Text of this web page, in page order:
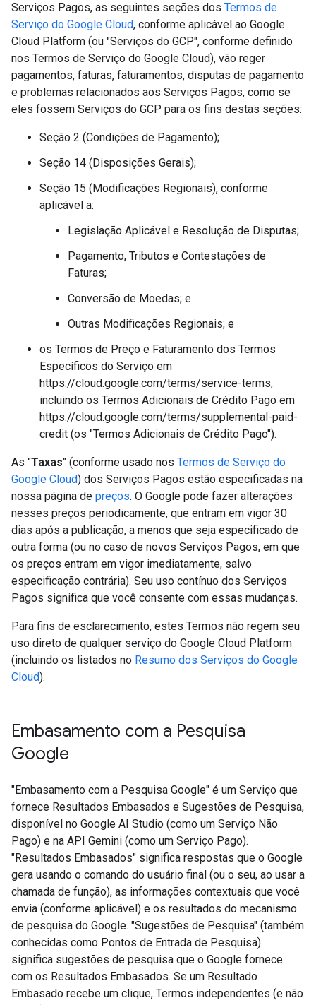
Serviços Pagos, as seguintes seções dos Termos de
Serviço do Google Cloud, conforme aplicável ao Google
Cloud Platform (ou "Serviços do GCP", conforme definido
nos Termos de Serviço do Google Cloud), vão reger
pagamentos, faturas, faturamentos, disputas de pagamento
e problemas relacionados aos Serviços Pagos, como se
eles fossem Serviços do GCP para os fins destas seções:
Seção 2 (Condições de Pagamento);
Seção 14 (Disposições Gerais);
Seção 15 (Modificações Regionais), conforme
aplicável a:
Legislação Aplicável e Resolução de Disputas;
Pagamento, Tributos e Contestações de
Faturas;
Conversão de Moedas; e
Outras Modificações Regionais; e
os Termos de Preço e Faturamento dos Termos
Específicos do Serviço em
https://cloud.google.com/terms/service-terms,
incluindo os Termos Adicionais de Crédito Pago em
https://cloud.google.com/terms/supplemental-paid-
credit (os "Termos Adicionais de Crédito Pago").
As "Taxas" (conforme usado nos Termos de Serviço do
Google Cloud) dos Serviços Pagos estão especificadas na
nossa página de preços. O Google pode fazer alterações
nesses preços periodicamente, que entram em vigor 30
dias após a publicação, a menos que seja especificado de
outra forma (ou no caso de novos Serviços Pagos, em que
os preços entram em vigor imediatamente, salvo
especificação contrária). Seu uso contínuo dos Serviços
Pagos significa que você consente com essas mudanças.
Para fins de esclarecimento, estes Termos não regem seu
uso direto de qualquer serviço do Google Cloud Platform
(incluindo os listados no Resumo dos Serviços do Google
Cloud).
Embasamento com a Pesquisa
Google​​
"Embasamento com a Pesquisa Google" é um Serviço que
fornece Resultados Embasados e Sugestões de Pesquisa,
disponível no Google AI Studio (como um Serviço Não
Pago) e na API Gemini (como um Serviço Pago).
"Resultados Embasados" significa respostas que o Google
gera usando o comando do usuário final (ou o seu, ao usar a
chamada de função), as informações contextuais que você
envia (conforme aplicável) e os resultados do mecanismo
de pesquisa do Google. "Sugestões de Pesquisa" (também
conhecidas como Pontos de Entrada de Pesquisa)
significa sugestões de pesquisa que o Google fornece
com os Resultados Embasados. Se um Resultado
Embasado recebe um clique, Termos independentes (e não